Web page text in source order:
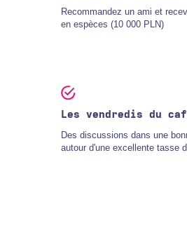
Recommandez un ami et
en espèces (10 000 PLN)
Les vendredis du
Des discussions dans une
autour d'une excellente tasse